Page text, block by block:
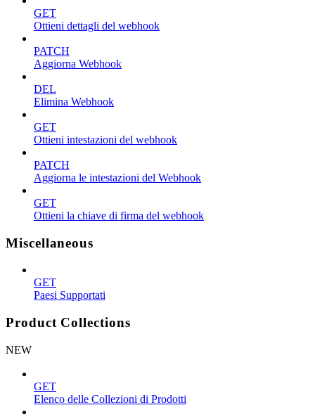
GET
Ottieni dettagli del webhook
PATCH
Aggiorna Webhook
DEL
Elimina Webhook
GET
Ottieni intestazioni del webhook
PATCH
Aggiorna le intestazioni del Webhook
GET
Ottieni la chiave di firma del webhook
Miscellaneous
GET
Paesi Supportati
Product Collections
NEW
GET
Elenco delle Collezioni di Prodotti